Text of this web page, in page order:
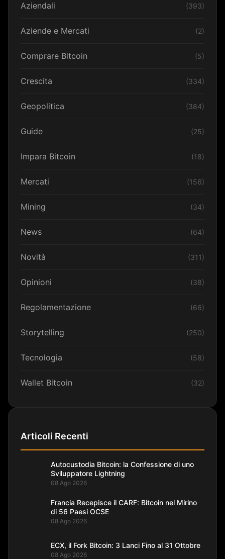
Aziendali (393)
Aziende e Mercati (2)
Comprare Bitcoin (5)
Crescita (334)
Geopolitica (384)
Guide (25)
Impara Bitcoin (18)
Mercati (156)
Mining (34)
News (64)
Novità (311)
Opinioni (38)
Regolamentazione (66)
Storytelling (250)
Tecnologia (58)
Wallet Bitcoin (32)
Articoli Recenti
Autocustodia Bitcoin: la Confessione di uno
Sviluppatore Lightning
08 Ago 2026
Francia Recepisce il CARF: Bitcoin nel Mirino
di 56 Paesi OCSE
08 Ago 2026
ECX, il Fork Bitcoin: 3 Lanci Fino al 31 Ottobre
08 Ago 2026